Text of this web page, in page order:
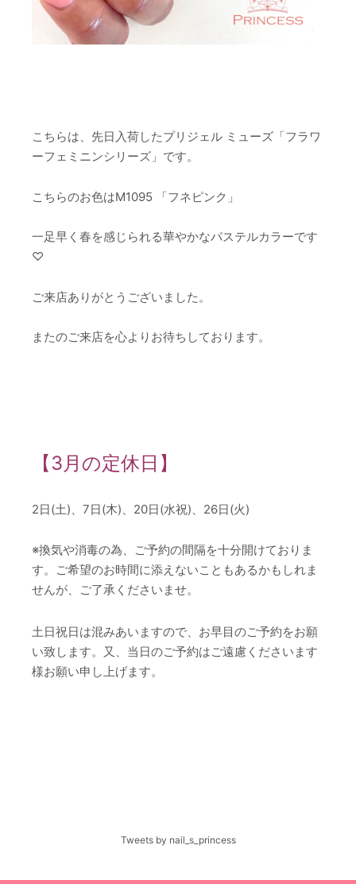
こちらは、先日入荷したプリジェル ミューズ「フラワ
ーフェミニンシリーズ」です。
こちらのお色はM1095 「フネピンク」
一足早く春を感じられる華やかなパステルカラーです
♡
ご来店ありがとうございました。
またのご来店を心よりお待ちしております。
【3月の定休日】
2日(土)、7日(木)、20日(水祝)、26日(火)
※換気や消毒の為、ご予約の間隔を十分開けておりま
す。ご希望のお時間に添えないこともあるかもしれま
せんが、ご了承くださいませ。
土日祝日は混みあいますので、お早目のご予約をお願
い致します。又、当日のご予約はご遠慮くださいます
様お願い申し上げます。
Tweets by nail_s_princess